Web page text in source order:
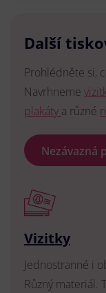
Další
Prohlédněte si,
Navrhneme
plakáty a různé
Nezávazná
Vizitky
Jednostranné i
Různý materiál.